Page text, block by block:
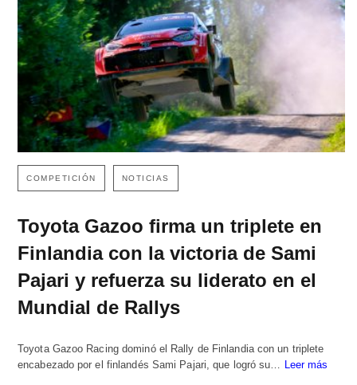
COMPETICIÓN NOTICIAS
Toyota Gazoo firma un triplete en
Finlandia con la victoria de Sami
Pajari y refuerza su liderato en el
Mundial de Rallys
Toyota Gazoo Racing dominó el Rally de Finlandia con un triplete
encabezado por el finlandés Sami Pajari, que logró su… Leer más